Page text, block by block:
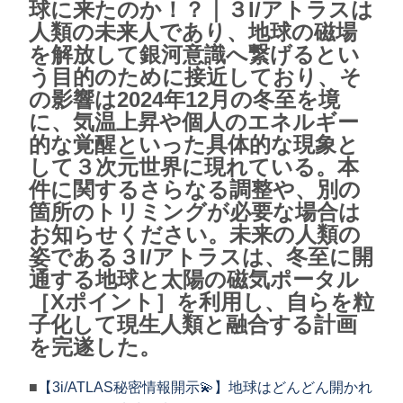
球に来たのか！？｜３I/アトラスは
人類の未来人であり、地球の磁場
を解放して銀河意識へ繋げるとい
う目的のために接近しており、そ
の影響は2024年12月の冬至を境
に、気温上昇や個人のエネルギー
的な覚醒といった具体的な現象と
して３次元世界に現れている。本
件に関するさらなる調整や、別の
箇所のトリミングが必要な場合は
お知らせください。未来の人類の
姿である３I/アトラスは、冬至に開
通する地球と太陽の磁気ポータル
［Xポイント］を利用し、自らを粒
子化して現生人類と融合する計画
を完遂した。
■ 【3i/ATLAS秘密情報開示💫】地球はどんどん開かれ